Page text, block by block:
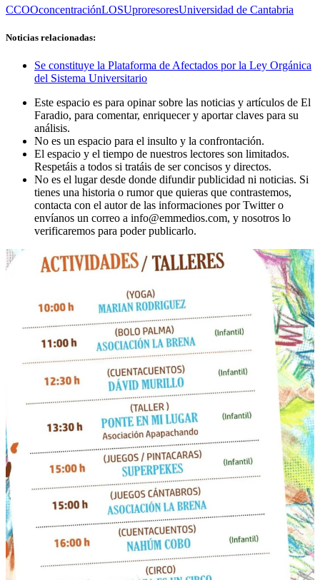
CCOOconcentraciónLOSUproresoresUniversidad de Cantabria
Noticias relacionadas:
Se constituye la Plataforma de Afectados por la Ley Orgánica
del Sistema Universitario
Este espacio es para opinar sobre las noticias y artículos de El
Faradio, para comentar, enriquecer y aportar claves para su
análisis.
No es un espacio para el insulto y la confrontación.
El espacio y el tiempo de nuestros lectores son limitados.
Respetáis a todos si tratáis de ser concisos y directos.
No es el lugar desde donde difundir publicidad ni noticias. Si
tienes una historia o rumor que quieras que contrastemos,
contacta con el autor de las informaciones por Twitter o
envíanos un correo a info@emmedios.com, y nosotros lo
verificaremos para poder publicarlo.